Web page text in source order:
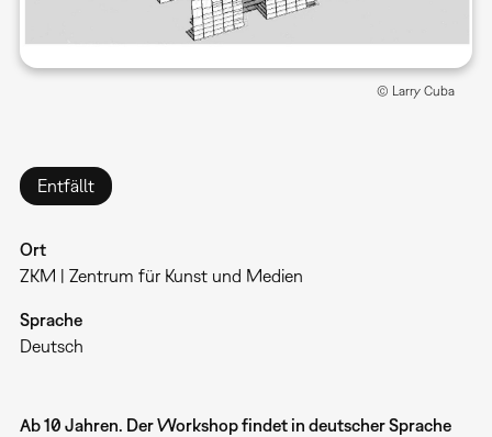
© Larry Cuba
Entfällt
Ort
ZKM | Zentrum für Kunst und Medien
Sprache
Deutsch
Ab 10 Jahren. Der Workshop findet in deutscher Sprache